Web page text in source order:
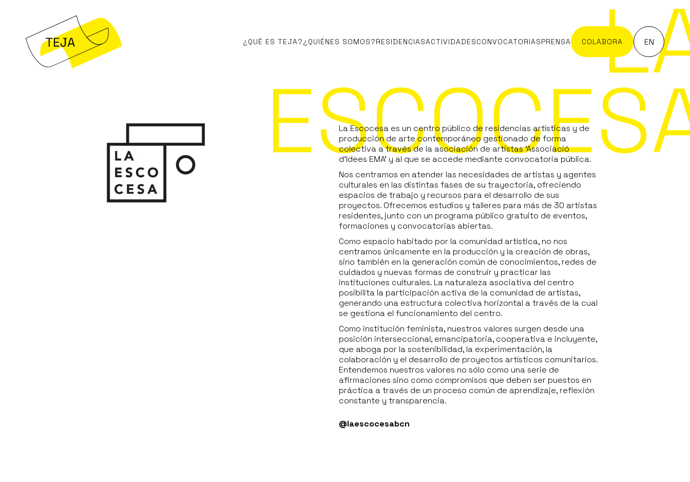
¿QUÉ ES TEJA?¿QUIÉNES SOMOS?RESIDENCIASACTIVIDADESCONVOCATORIASPRENSA COLABORA EN
La Escocesa es un centro público de residencias artísticas y de
producción de arte contemporáneo gestionado de forma
colectiva a través de la asociación de artistas‘Associació
d’Idees EMA’ y al que se accede mediante convocatoria pública.
Nos centramos en atender las necesidades de artistas y agentes
culturales en las distintas fases de su trayectoria, ofreciendo
espacios de trabajo y recursos para el desarrollo de sus
proyectos. Ofrecemos estudios y talleres para más de 30 artistas
residentes, junto con un programa público gratuito de eventos,
formaciones y convocatorias abiertas.
Como espacio habitado por la comunidad artística, no nos
centramos únicamente en la producción y la creación de obras,
sino también en la generación común de conocimientos, redes de
cuidados y nuevas formas de construir y practicar las
instituciones culturales. La naturaleza asociativa del centro
posibilita la participación activa de la comunidad de artistas,
generando una estructura colectiva horizontal a través de la cual
se gestiona el funcionamiento del centro.
Como institución feminista, nuestros valores surgen desde una
posición interseccional, emancipatoria, cooperativa e incluyente,
que aboga por la sostenibilidad, la experimentación, la
colaboración y el desarrollo de proyectos artísticos comunitarios.
Entendemos nuestros valores no sólo como una serie de
afirmaciones sino como compromisos que deben ser puestos en
práctica a través de un proceso común de aprendizaje, reflexión
constante y transparencia.
@laescocesabcn